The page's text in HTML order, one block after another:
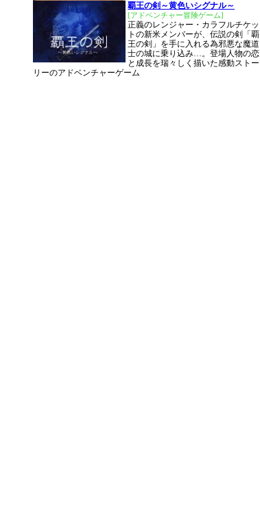
覇王の剣～黄色いシグナル～
[アドベンチャー冒険ゲーム]
正義のレンジャー・カラフルチケッ
トの新米メンバーが、伝説の剣「覇
王の剣」を手に入れる為邪悪な魔道
士の城に乗り込み…。登場人物の恋
と成長を瑞々しく描いた感動ストー
リーのアドベンチャーゲーム